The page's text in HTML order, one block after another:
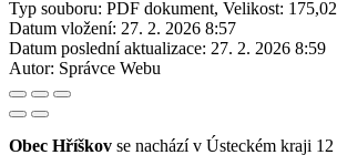
Typ souboru: PDF dokument, Velikost:
Datum vložení: 27. 2. 2026 8:57
Datum poslední aktualizace: 27. 2. 2026 8:59
Autor: Správce Webu
Obec Hříškov se nachází v Ústeckém kraji